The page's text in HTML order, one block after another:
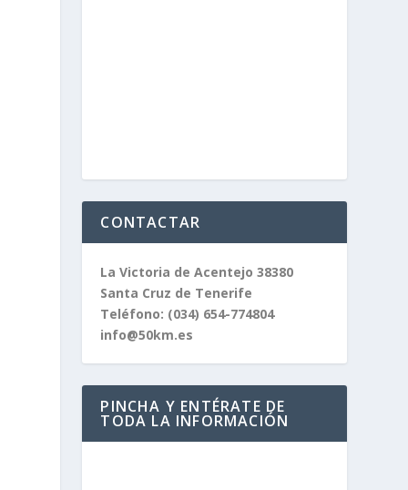
CONTACTAR
La Victoria de Acentejo 38380
Santa Cruz de Tenerife
Teléfono: (034) 654-774804
info@50km.es
PINCHA Y ENTÉRATE DE
TODA LA INFORMACIÓN